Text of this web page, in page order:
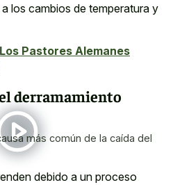
los cambios de temperatura y
Pastores Alemanes
derramamiento
más común de la caída del
debido a un proceso